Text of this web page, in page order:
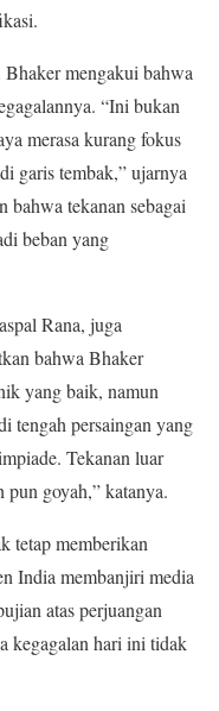
mengakui bahwa
“Ini bukan
merasa kurang fokus
garis tembak,” ujarnya
bahwa tekanan sebagai
beban yang
Rana, juga
bahwa Bhaker
yang baik, namun
tengah persaingan yang
Tekanan luar
pun goyah,” katanya.
tetap memberikan
India membanjiri media
atas perjuangan
kegagalan hari ini tidak